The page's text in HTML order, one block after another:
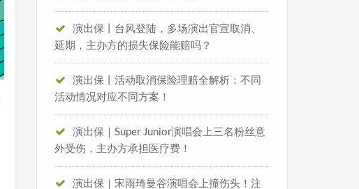
演出保丨台风登陆，多场演出官宣取消、
延期，主办方的损失保险能赔吗？
演出保丨活动取消保险理赔全解析：不同
活动情况对应不同方案！
演出保｜Super Junior演唱会上三名粉丝意
外受伤，主办方承担医疗费！
演出保｜宋雨琦曼谷演唱会上撞伤头！注